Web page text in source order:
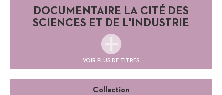
DOCUMENTAIRE LA CITÉ DES
SCIENCES ET DE L'INDUSTRIE
VOIR PLUS DE TITRES
Collection